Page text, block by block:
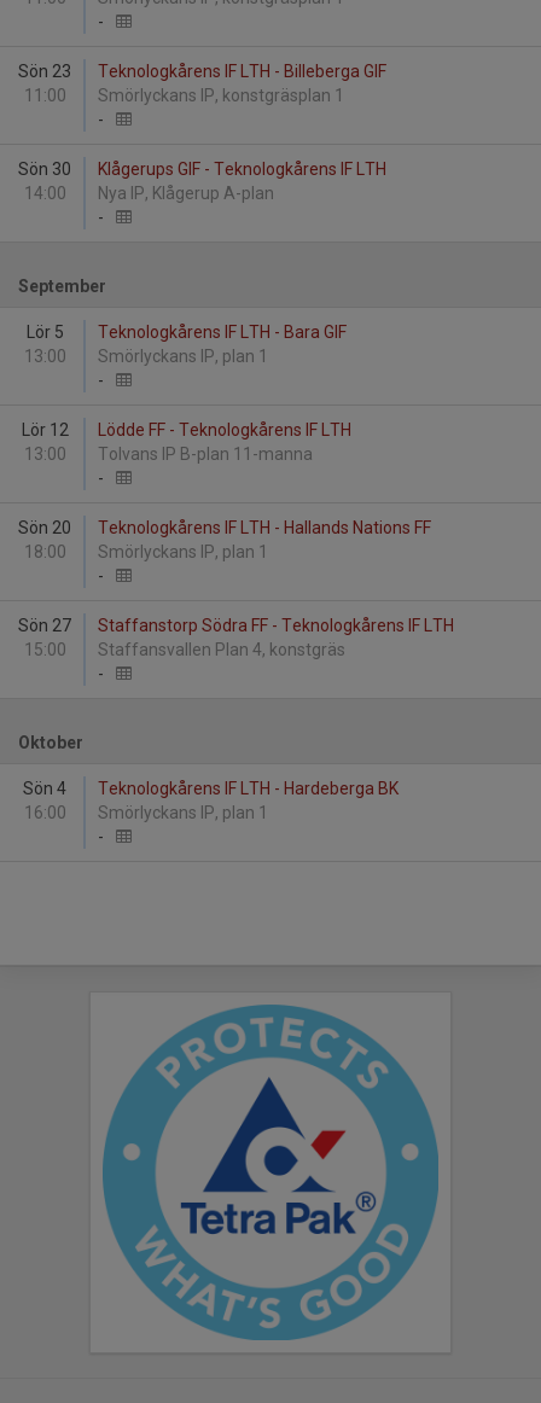
-
Sön 23
11:00
Teknologkårens IF LTH - Billeberga GIF
Smörlyckans IP, konstgräsplan 1
-
Sön 30
14:00
Klågerups GIF - Teknologkårens IF LTH
Nya IP, Klågerup A-plan
-
September
Lör 5
13:00
Teknologkårens IF LTH - Bara GIF
Smörlyckans IP, plan 1
-
Lör 12
13:00
Lödde FF - Teknologkårens IF LTH
Tolvans IP B-plan 11-manna
-
Sön 20
18:00
Teknologkårens IF LTH - Hallands Nations FF
Smörlyckans IP, plan 1
-
Sön 27
15:00
Staffanstorp Södra FF - Teknologkårens IF LTH
Staffansvallen Plan 4, konstgräs
-
Oktober
Sön 4
16:00
Teknologkårens IF LTH - Hardeberga BK
Smörlyckans IP, plan 1
-